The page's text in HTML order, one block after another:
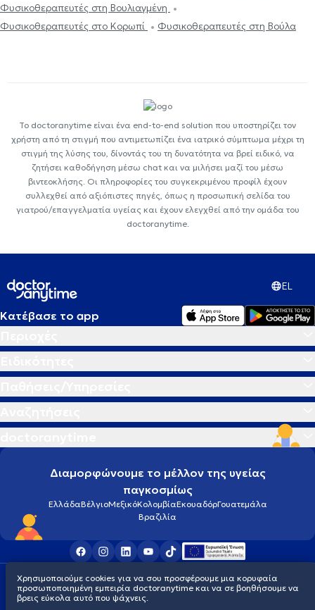
Φυσικοθεραπευτές στη Βουλιαγμένη
Φυσικοθεραπευτές στο Κορωπί
Φυσικοθεραπευτές στη Βούλα
Το doctoranytime είναι ένα end-to-end solution που υποστηρίζει τον
χρήστη από τη στιγμή που αντιμετωπίζει ένα ιατρικό σύμπτωμα μέχρι τη
στιγμή της λύσης του, δίνοντάς του τη δυνατότητα να βρεί ειδικό, να
ζητήσει καθοδήγηση μέσω chat και να μιλήσει μαζί του μέσω
βιντεοκλήσης. Οι πληροφορίες του συγκεκριμένου προφίλ έχουν
συλλεχθεί από αξιόπιστες πηγές, όπως η προσωπική σελίδα του
γιατρού/επαγγελματία υγείας και έχουν ελεγχθεί από την ομάδα του
doctoranytime.
EL
Κατέβασε το app
Διαμορφώνουμε το μέλλον της υγείας
παγκοσμίως
ΕλλάδαΒέλγιοΜεξικόΚολομβίαΕκουαδόρΓουατεμάλα
Βραζιλία
Οροι χρήσηςCookiesΠολιτική προστασίας προσωπικού απορρήτου
© 2026 doctoranytime
Χρησιμοποιούμε cookies για να σου προσφέρουμε μια κορυφαία
προσωποποιημένη εμπειρία doctoranytime και να σε βοηθήσουμε να
βρεις εύκολα αυτό που ψάχνεις.